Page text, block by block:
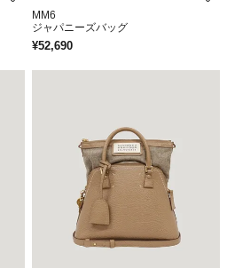
MM6
ジャパニーズバッグ
¥52,690